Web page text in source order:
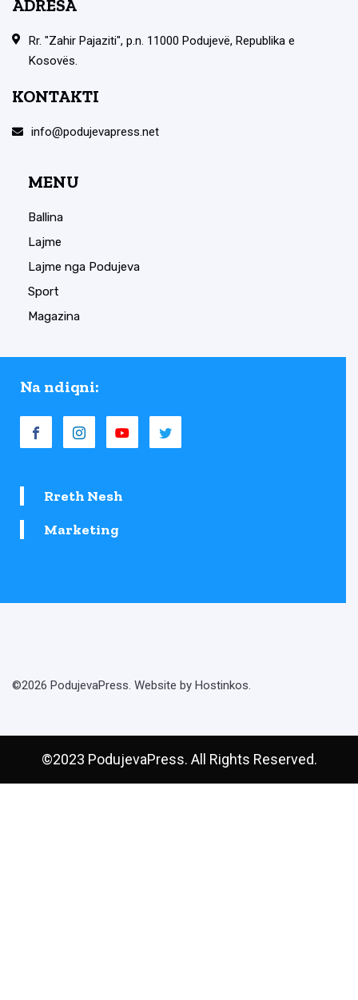
ADRESA
Rr. "Zahir Pajaziti", p.n. 11000 Podujevë, Republika e
Kosovës.
KONTAKTI
info@podujevapress.net
MENU
Ballina
Lajme
Lajme nga Podujeva
Sport
Magazina
Na ndiqni:
Rreth Nesh
Marketing
©2026 PodujevaPress. Website by Hostinkos.
©2023 PodujevaPress. All Rights Reserved.